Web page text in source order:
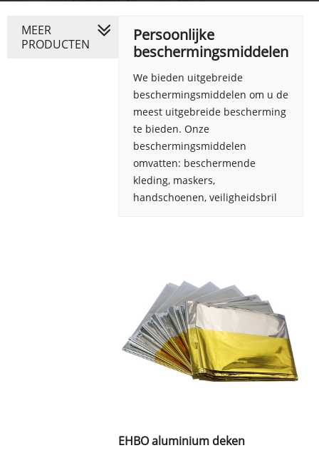
Persoonlijke
beschermingsmiddelen
We bieden uitgebreide
beschermingsmiddelen om u de
meest uitgebreide bescherming
te bieden. Onze
beschermingsmiddelen
omvatten: beschermende
kleding, maskers,
handschoenen, veiligheidsbril
EHBO aluminium deken
MEER
PRODUCTEN